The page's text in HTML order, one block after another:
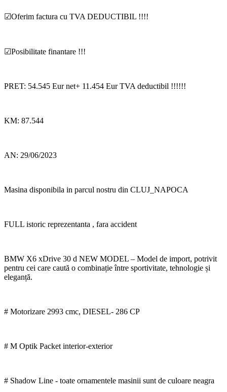
☑Oferim factura cu TVA DEDUCTIBIL !!!!
☑Posibilitate finantare !!!
PRET: 54.545 Eur net+ 11.454 Eur TVA deductibil !!!!!!
KM: 87.544
AN: 29/06/2023
Masina disponibila in parcul nostru din CLUJ_NAPOCA
FULL istoric reprezentanta , fara accident
BMW X6 xDrive 30 d NEW MODEL – Model de import, potrivit
pentru cei care caută o combinație între sportivitate, tehnologie și
eleganță.
# Motorizare 2993 cmc, DIESEL- 286 CP
# M Optik Packet interior-exterior
# Shadow Line - toate ornamentele masinii sunt de culoare neagra